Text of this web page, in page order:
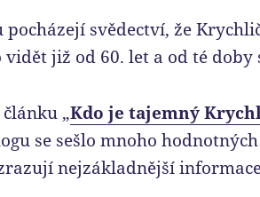
svědectví, že
již od 60. let a od té
„Kdo je tajemný
se sešlo mnoho
nejzákladnější